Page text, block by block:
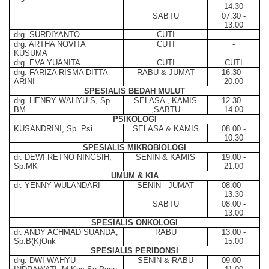
14.30
SABTU
07.30 -
13.00
drg. SURDIYANTO
CUTI
-
drg. ARTHA NOVITA
KUSUMA
CUTI -
drg. EVA YUANITA CUTI
CUTI
drg. FARIZA RISMA DITTA
ARINI
RABU & JUMAT
16.30 -
20.00
SPESIALIS BEDAH MULUT
drg. HENRY WAHYU S, Sp.
BM
SELASA , KAMIS
,SABTU
12.30 -
14.00
PSIKOLOGI
KUSANDRINI, Sp. Psi
SELASA & KAMIS
08.00 -
10.30
SPESIALIS MIKROBIOLOGI
dr. DEWI RETNO NINGSIH,
Sp.MK
SENIN & KAMIS
19.00 -
21.00
UMUM & KIA
dr. YENNY WULANDARI
SENIN - JUMAT
08.00 -
13.30
SABTU
08.00 -
13.00
SPESIALIS ONKOLOGI
dr. ANDY ACHMAD SUANDA,
Sp.B(K)Onk
RABU
13.00 -
15.00
SPESIALIS PERIDONSI
drg. DWI WAHYU
SENIN & RABU
09.00 -